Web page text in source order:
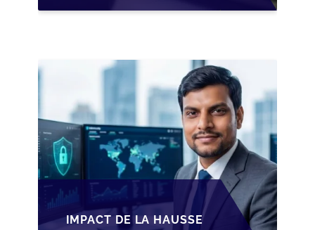
LES DIRIGEANTS DE
IMPACT DE LA HAUSSE